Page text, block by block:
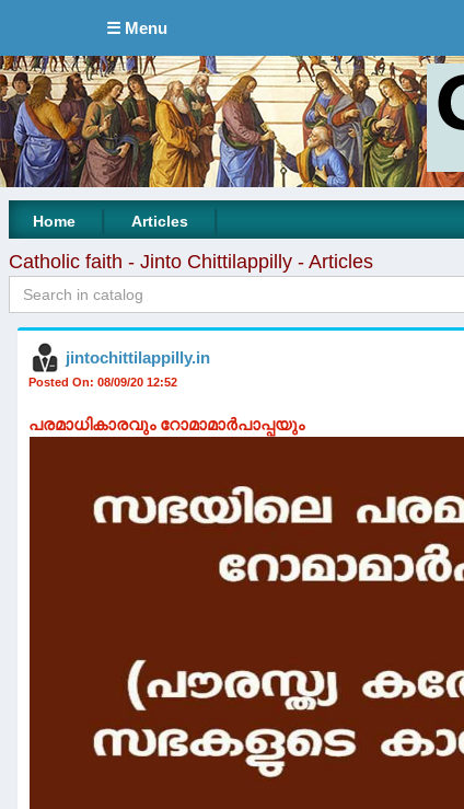
☰ Menu
Home Articles
Catholic faith - Jinto Chittilappilly - Articles
jintochittilappilly.in
Posted On: 08/09/20 12:52
പരമാധികാരവും റോമാമാർപാപ്പയും